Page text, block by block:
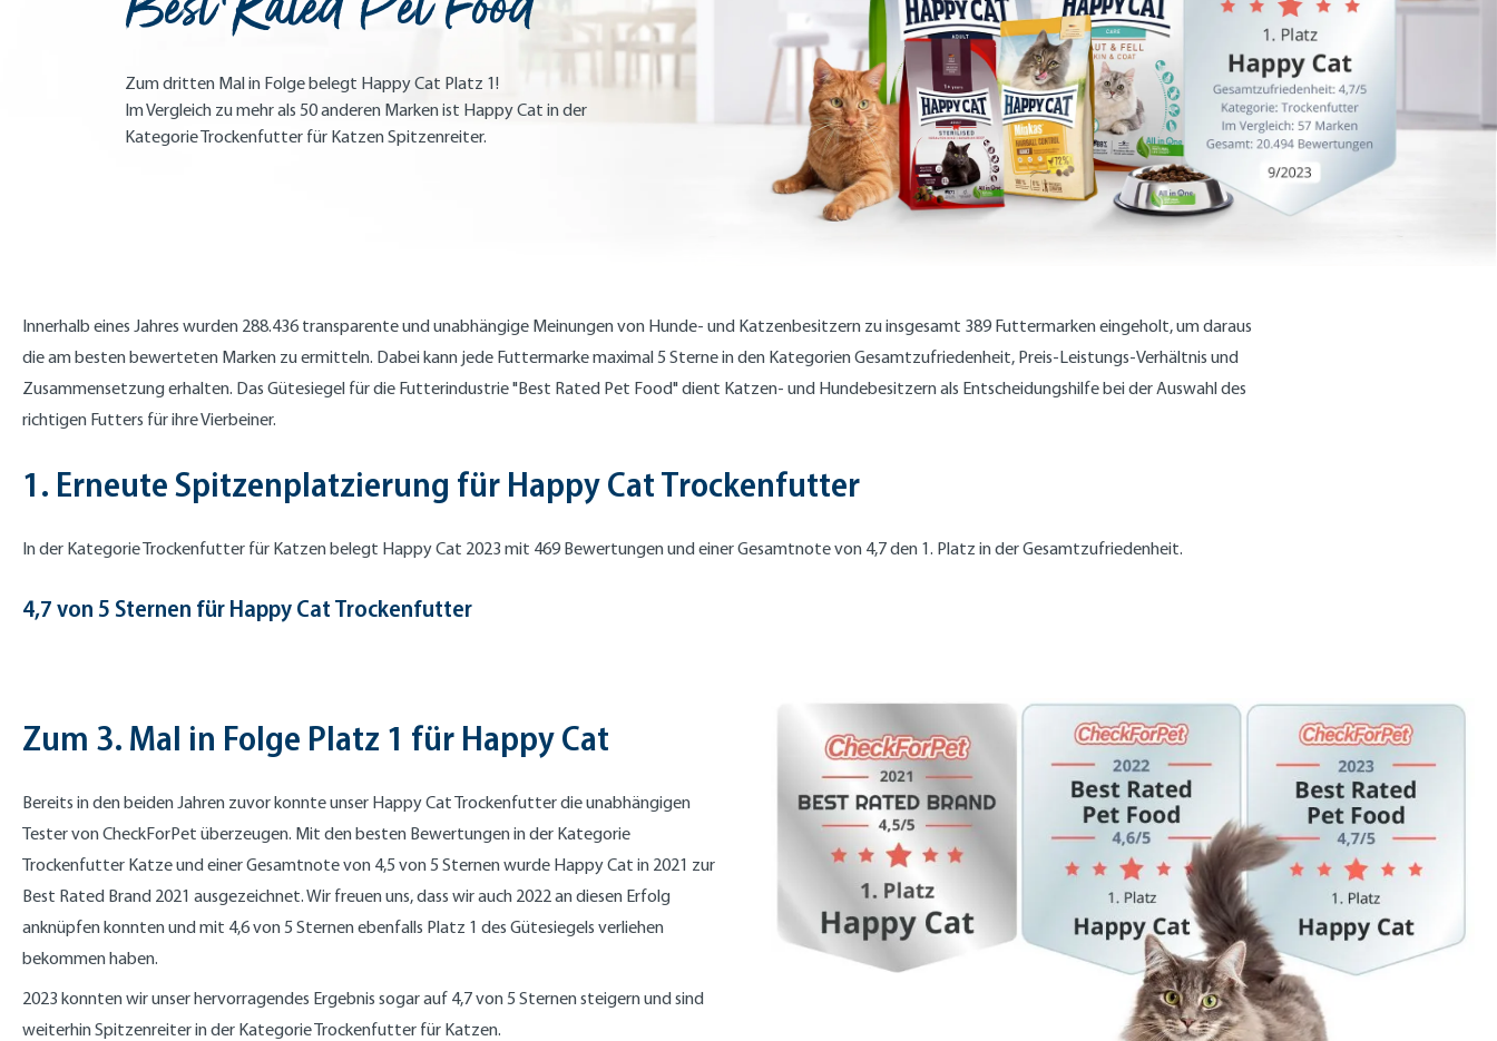
Zum dritten Mal in Folge belegt Happy Cat Platz 1!
Im Vergleich zu mehr als 50 anderen Marken ist Happy Cat in der
Kategorie Trockenfutter für Katzen Spitzenreiter.
Innerhalb eines Jahres wurden 288.436 transparente und unabhängige Meinungen von Hunde- und Katzenbesitzern zu insgesamt 389 Futtermarken eingeholt, um daraus
die am besten bewerteten Marken zu ermitteln. Dabei kann jede Futtermarke maximal 5 Sterne in den Kategorien Gesamtzufriedenheit, Preis-Leistungs-Verhältnis und
Zusammensetzung erhalten. Das Gütesiegel für die Futterindustrie "Best Rated Pet Food" dient Katzen- und Hundebesitzern als Entscheidungshilfe bei der Auswahl des
richtigen Futters für ihre Vierbeiner.
1. Erneute Spitzenplatzierung für Happy Cat Trockenfutter
In der Kategorie Trockenfutter für Katzen belegt Happy Cat 2023 mit 469 Bewertungen und einer Gesamtnote von 4,7 den 1. Platz in der Gesamtzufriedenheit.
4,7 von 5 Sternen für Happy Cat Trockenfutter
Zum 3. Mal in Folge Platz 1 für Happy Cat
Bereits in den beiden Jahren zuvor konnte unser Happy Cat Trockenfutter die unabhängigen
Tester von CheckForPet überzeugen. Mit den besten Bewertungen in der Kategorie
Trockenfutter Katze und einer Gesamtnote von 4,5 von 5 Sternen wurde Happy Cat in 2021 zur
Best Rated Brand 2021 ausgezeichnet. Wir freuen uns, dass wir auch 2022 an diesen Erfolg
anknüpfen konnten und mit 4,6 von 5 Sternen ebenfalls Platz 1 des Gütesiegels verliehen
bekommen haben.
2023 konnten wir unser hervorragendes Ergebnis sogar auf 4,7 von 5 Sternen steigern und sind
weiterhin Spitzenreiter in der Kategorie Trockenfutter für Katzen.